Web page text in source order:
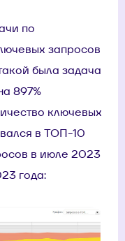
по
запросов
была задача
897%
ключевых
в ТОП-10
в июле 2023
года: